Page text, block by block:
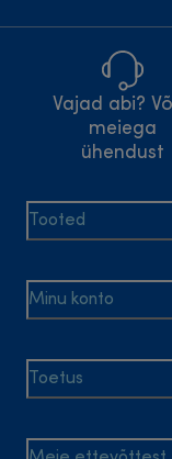
Vajad abi?
meiega
ühendust
Tooted
Minu konto
Toetus